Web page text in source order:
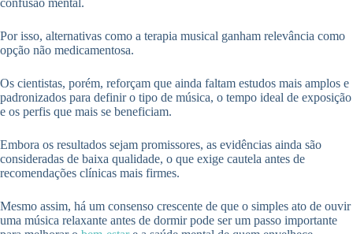
confusão mental.
Por isso, alternativas como a terapia musical ganham relevância como
opção não medicamentosa.
Os cientistas, porém, reforçam que ainda faltam estudos mais amplos e
padronizados para definir o tipo de música, o tempo ideal de exposição
e os perfis que mais se beneficiam.
Embora os resultados sejam promissores, as evidências ainda são
consideradas de baixa qualidade, o que exige cautela antes de
recomendações clínicas mais firmes.
Mesmo assim, há um consenso crescente de que o simples ato de ouvir
uma música relaxante antes de dormir pode ser um passo importante